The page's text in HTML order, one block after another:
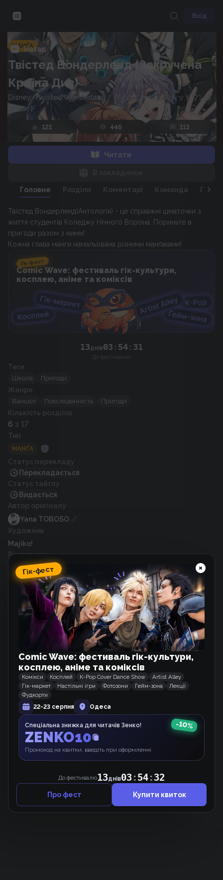
Вхід
Назад
МАНҐА
Твістед Вондерленд (Закручена
Країна Див)
Disney: Twisted Wonderland / ディズニー ツイステッドワンダ
ーランド
121 446 113
Читати
Головне Розділи Коментарі Команда
Твістед Вондерленд(Антологія) - це справжні шматочки з
життя студентів Коледжу Нічного Ворона. Пориньте в
пригоди разом з ними!
Кожна глава манги намальована різними манґаками!
Гік-фест
Comic Wave: фестиваль гік-культури,
косплею, аніме та коміксів
13днів03 : 54 : 31
До фестивалю
Теги
Школа Пригоди
Жанри
Ваншот Повсякденність Пригоди
Кількість розділів
6 з 17
Тип
МАНҐА
Статус перекладу
Перекладається
Статус тайтлу
Видається
Автор оригіналу
Yana TOBOSO
Художник
Majiko!
Рік випуску
2020
Схожі тайтли
Твістед Вондерленд (Закручена Країна
Див)
Манґа
Маленька Сміттяронька
Вебкомікс
Домогосподарка першого рівня.
Гік-фест
Comic Wave: фестиваль гік-культури,
косплею, аніме та коміксів
Комікси Косплей K-Pop Cover Dance Show
Artist Alley
Гік-маркет
Настільні ігри Фотозони Гейм-зона
Лекції
Фудкорти
22-23 серпня
Одеса
Спеціальна знижка для читачів Зенко!
ZENKO10
Промокод на квитки, введіть при оформленні
-10%
До фестивалю13днів03:54:31
Про фест Купити квиток